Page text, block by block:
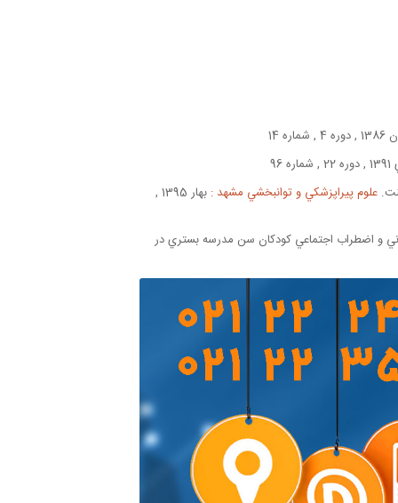
14
96
علوم پيراپزشكي و توانبخشي مشهد :
بهار 1395 ,
و اضطراب اجتماعي کودکان سن مدرسه بستري در